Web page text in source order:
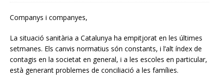
Companys i companyes,
La situació sanitària a Catalunya ha empitjorat en les últimes
setmanes. Els canvis normatius són constants, i l’alt índex de
contagis en la societat en general, i a les escoles en particular,
està generant problemes de conciliació a les famílies.